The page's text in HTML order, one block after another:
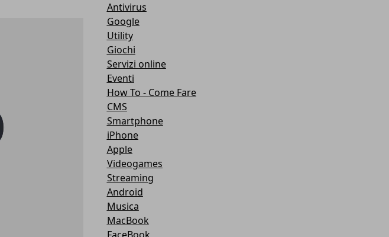
Antivirus
Google
Utility
Giochi
Servizi online
Eventi
How To - Come Fare
CMS
Smartphone
iPhone
Apple
Videogames
Streaming
Android
Musica
MacBook